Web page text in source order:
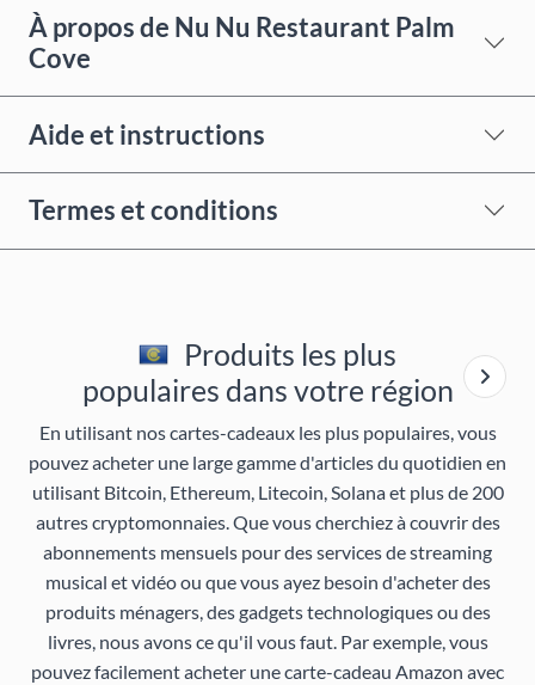
À propos de Nu Nu Restaurant Palm
Cove
Aide et instructions
Termes et conditions
Produits les plus
populaires dans votre région
En utilisant nos cartes-cadeaux les plus populaires, vous
pouvez acheter une large gamme d'articles du quotidien en
utilisant Bitcoin, Ethereum, Litecoin, Solana et plus de 200
autres cryptomonnaies. Que vous cherchiez à couvrir des
abonnements mensuels pour des services de streaming
musical et vidéo ou que vous ayez besoin d'acheter des
produits ménagers, des gadgets technologiques ou des
livres, nous avons ce qu'il vous faut. Par exemple, vous
pouvez facilement acheter une carte-cadeau Amazon avec